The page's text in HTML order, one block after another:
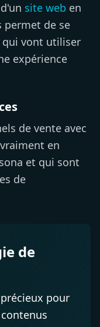
site web en
permet de se
qui vont utiliser
expérience
de vente avec
en
et qui sont
de
de
pour